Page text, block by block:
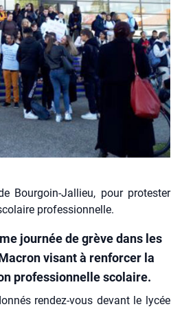
Bourgoin-Jallieu, pour protester
professionnelle.
journée de grève dans les
visant à renforcer la
professionnelle scolaire.
ren­dez-vous devant le lycée